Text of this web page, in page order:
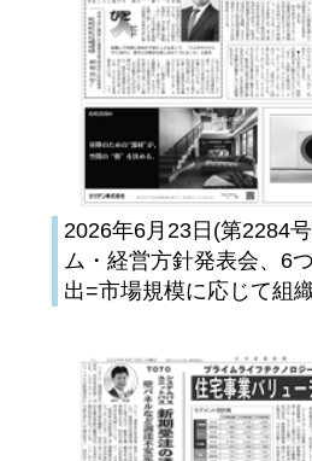
2026年6月23日(第2284
ム・経営方針発表会、6
出=市場規模に応じて組